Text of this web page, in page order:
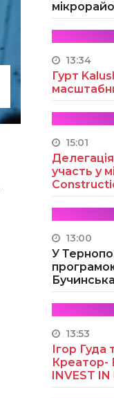
13:34
Гурт
15:01
участь у
13:00
У
Бучинська
13:53
Ігор Гуда
Креатор-
INVEST IN